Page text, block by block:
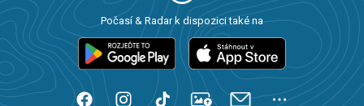
Počasí & Radar k dispozici také na